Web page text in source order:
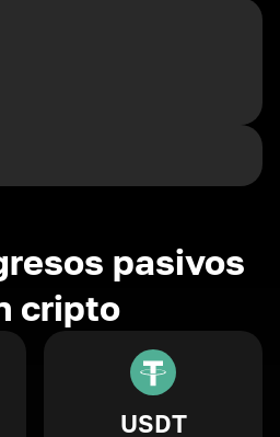
pasivos
cripto
USDT